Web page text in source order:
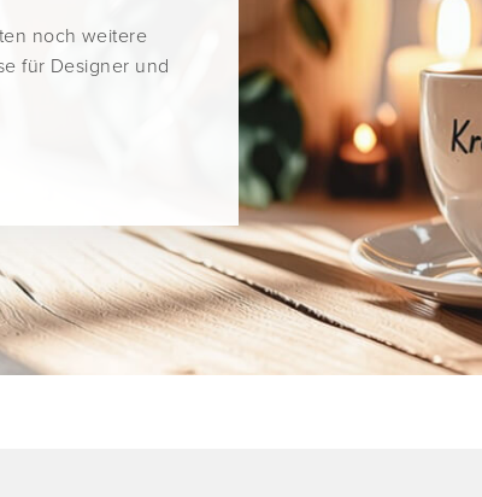
noch weitere
für Designer und